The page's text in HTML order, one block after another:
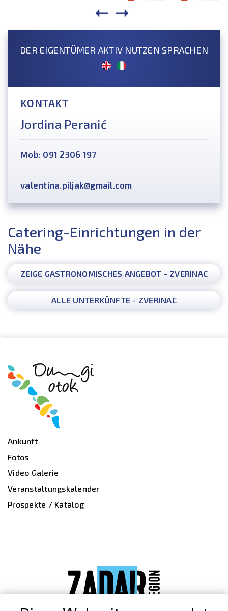
DER EIGENTÜMER AKTIV NUTZEN SPRACHEN
KONTAKT
Jordina Peranić
Mob: 091 2306 197
valentina.piljak@gmail.com
Catering-Einrichtungen in der
Nähe
ZEIGE GASTRONOMISCHES ANGEBOT - ZVERINAC
ALLE UNTERKÜNFTE - ZVERINAC
Ankunft
Fotos
Video Galerie
Veranstaltungskalender
Prospekte / Katalog